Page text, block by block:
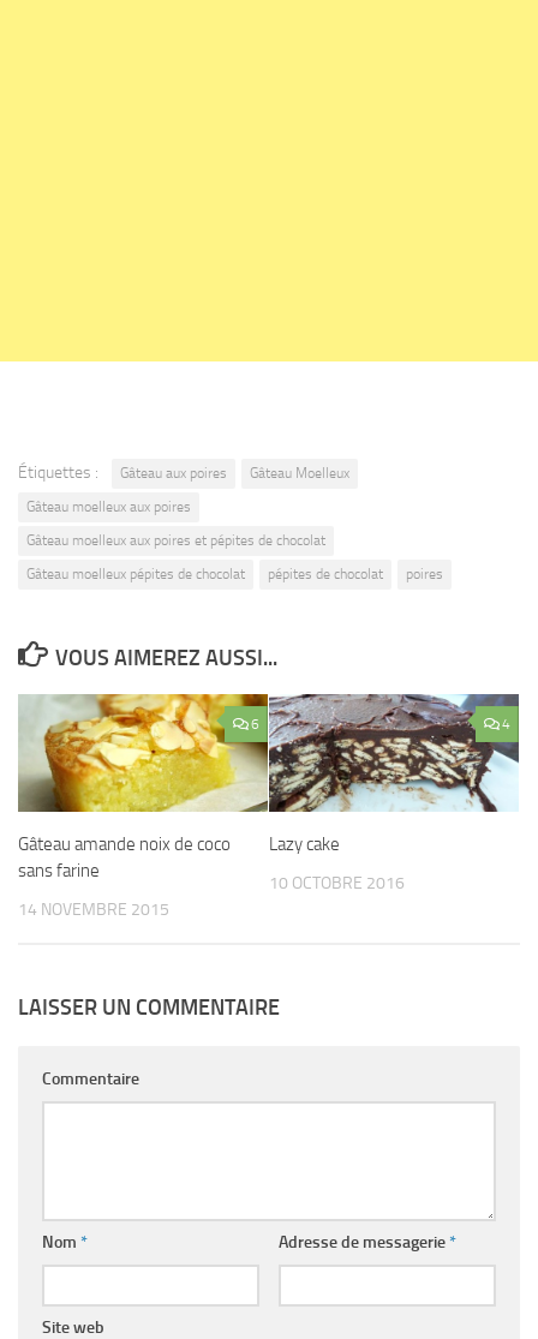
Étiquettes : Gâteau aux poires
Gâteau Moelleux
Gâteau moelleux aux poires
Gâteau moelleux aux poires et pépites de chocolat
Gâteau moelleux pépites de chocolat
pépites de chocolat poires
VOUS AIMEREZ AUSSI...
6
Gâteau amande noix de coco
sans farine
14 NOVEMBRE 2015
4
Lazy cake
10 OCTOBRE 2016
LAISSER UN COMMENTAIRE
Commentaire
Nom * Adresse de messagerie*
Site web